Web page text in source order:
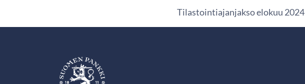
Tilastointiajanjakso elokuu 2024